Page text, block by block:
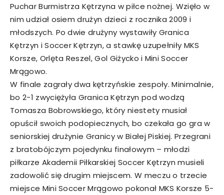
Puchar Burmistrza Kętrzyna w piłce nożnej. Wzięło w
nim udział osiem drużyn dzieci z rocznika 2009 i
młodszych. Po dwie drużyny wystawiły Granica
Kętrzyn i Soccer Kętrzyn, a stawkę uzupełniły MKS
Korsze, Orlęta Reszel, Gol Giżycko i Mini Soccer
Mrągowo.
W finale zagrały dwa kętrzyńskie zespoły. Minimalnie,
bo 2-1 zwyciężyła Granica Kętrzyn pod wodzą
Tomasza Bobrowskiego, który niestety musiał
opuścił swoich podopiecznych, bo czekała go gra w
seniorskiej drużynie Granicy w Białej Piskiej. Przegrani
z bratobójczym pojedynku finałowym – młodzi
piłkarze Akademii Piłkarskiej Soccer Kętrzyn musieli
zadowolić się drugim miejscem. W meczu o trzecie
miejsce Mini Soccer Mrągowo pokonał MKS Korsze 5-